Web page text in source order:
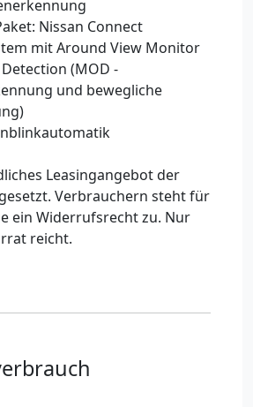
Nissan Connect
mit Around View Monitor
(MOD -
und bewegliche
Leasingangebot der
Verbrauchern steht für
ein Widerrufsrecht zu. Nur
reicht.